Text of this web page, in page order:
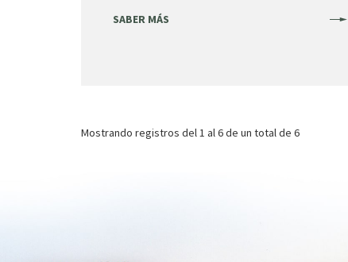
SABER MÁS
Mostrando registros del1 al 6de un total de 6